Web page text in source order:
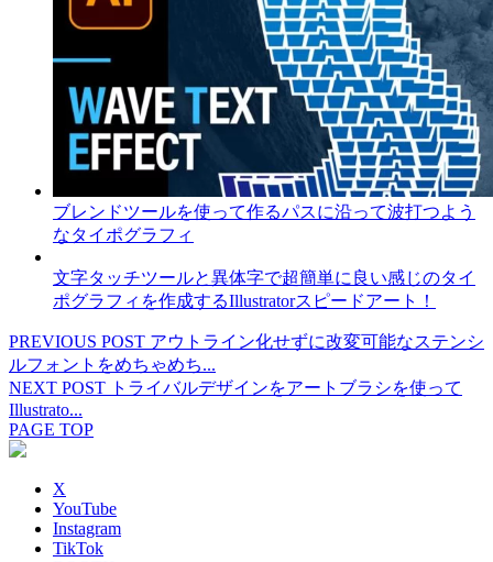
ブレンドツールを使って作るパスに沿って波打つよう
なタイポグラフィ
文字タッチツールと異体字で超簡単に良い感じのタイ
ポグラフィを作成するIllustratorスピードアート！
PREVIOUS POST アウトライン化せずに改変可能なステンシ
ルフォントをめちゃめち...
NEXT POST トライバルデザインをアートブラシを使って
Illustrato...
PAGE TOP
X
YouTube
Instagram
TikTok